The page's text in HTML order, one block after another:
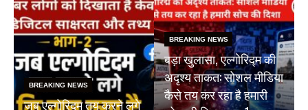
BREAKING NEWS
जब एल्गोरिद्म तय करने लगे
BREAKING NEWS
बड़ा खुलासा, एल्गोरिद्म की
अदृश्य ताकत: सोशल मीडिया
कैसे तय कर रहा है हमारी